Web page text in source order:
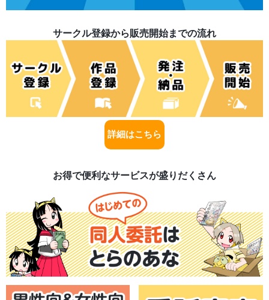
サークル登録から販売開始までの流れ
詳細はこちら
お得で便利なサービスが盛りだくさん